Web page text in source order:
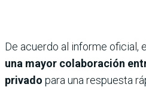
De acuerdo al informe oficial,
una mayor colaboración
privado para una respuesta